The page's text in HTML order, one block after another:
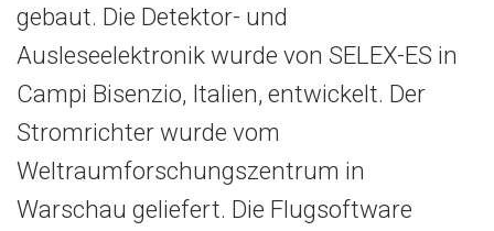
gebaut. Die Detektor- und
Ausleseelektronik wurde von SELEX-ES in
Campi Bisenzio, Italien, entwickelt. Der
Stromrichter wurde vom
Weltraumforschungszentrum in
Warschau geliefert. Die Flugsoftware